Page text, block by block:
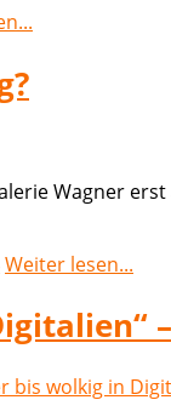
Wagner
Weiter lesen...